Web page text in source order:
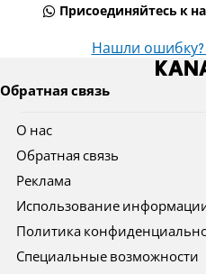
Присоединяйтесь к
Нашли
Обратная связь
О нас
Обратная связь
Реклама
Использование
Политика
Специальные возможности